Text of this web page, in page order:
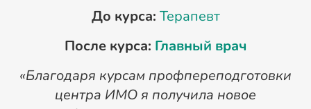
До курса: Терапевт
После курса: Главный врач
«Благодаря курсам профпереподготовки
центра ИМО я получила новое